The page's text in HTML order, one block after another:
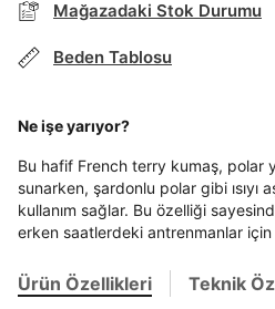
Banka Kart
İşbankası
Ziraat Bankası
QNB
AnadoluBank World
Mağazadaki Stok Durumu
Beden Tablosu
Ne işe yarıyor?
Bu hafif French terry kumaş, polar
sunarken, şardonlu polar gibi ısıyı
kullanım sağlar. Bu özelliği
erken saatlerdeki antrenmanlar için
Ürün Özellikleri Teknik
Stok
Kapat
Term Of
ipsum
Siparişinizin durumu
E-posta Adresi *
Sipariş Numaranız *
Sorgula
En az 8 karakter
Aşağıdakileri okudum ve kabul
Kişisel verilerinizAydınlatma
uyarınca işlenecektir. Kişisel
Perakende Satış Giyim ve
işlenmesini kabul ediyorum.
sn
Bilgilerinizi güncellemek için
ile gelen kodu girerek telefon
sn
Bilgilerinizi güncellemek için
ile gelen kodu girerek telefon